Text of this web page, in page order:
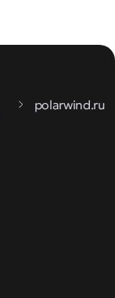
polarwind.ru